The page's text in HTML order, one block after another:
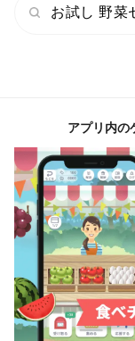
お試し 野菜
アプリ内の